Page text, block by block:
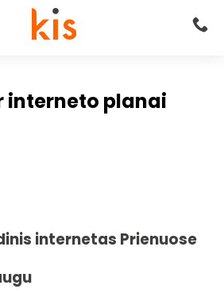
interneto planai
internetas Prienuose